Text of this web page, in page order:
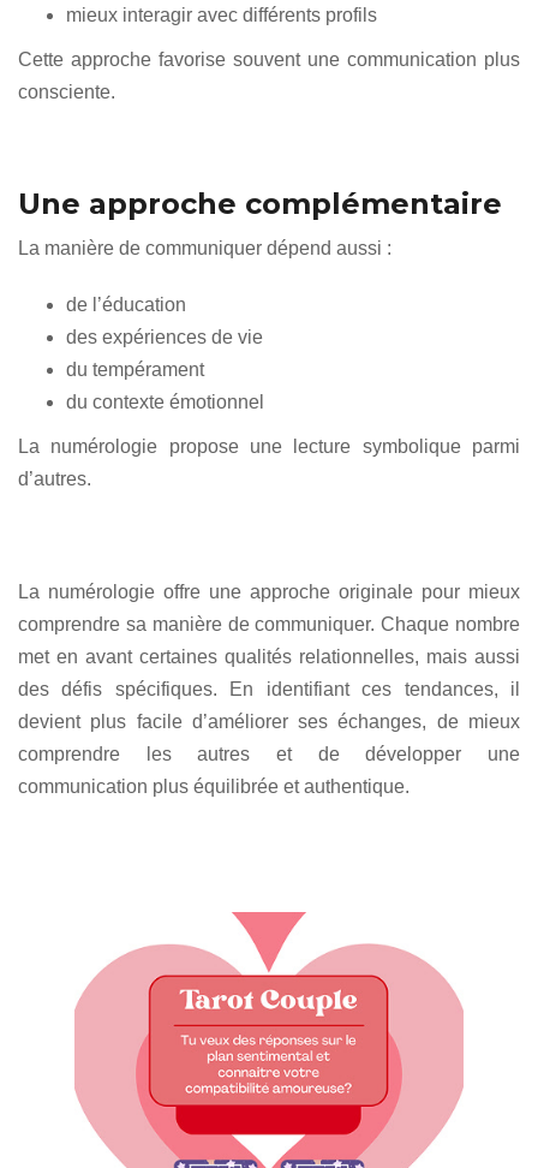
mieux interagir avec différents profils
Cette approche favorise souvent une communication plus
consciente.
Une approche complémentaire
La manière de communiquer dépend aussi :
de l’éducation
des expériences de vie
du tempérament
du contexte émotionnel
La numérologie propose une lecture symbolique parmi
d’autres.
La numérologie offre une approche originale pour mieux
comprendre sa manière de communiquer. Chaque nombre
met en avant certaines qualités relationnelles, mais aussi
des défis spécifiques. En identifiant ces tendances, il
devient plus facile d’améliorer ses échanges, de mieux
comprendre les autres et de développer une
communication plus équilibrée et authentique.